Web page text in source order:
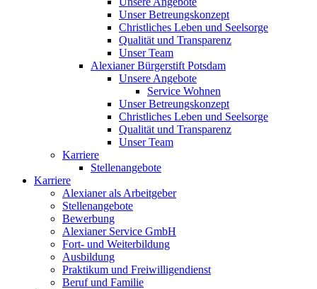
Unser Betreungskonzept
Christliches Leben und Seelsorge
Qualität und Transparenz
Unser Team
Alexianer Bürgerstift Potsdam
Unsere Angebote
Service Wohnen
Unser Betreungskonzept
Christliches Leben und Seelsorge
Qualität und Transparenz
Unser Team
Karriere
Stellenangebote
Karriere
Alexianer als Arbeitgeber
Stellenangebote
Bewerbung
Alexianer Service GmbH
Fort- und Weiterbildung
Ausbildung
Praktikum und Freiwilligendienst
Beruf und Familie